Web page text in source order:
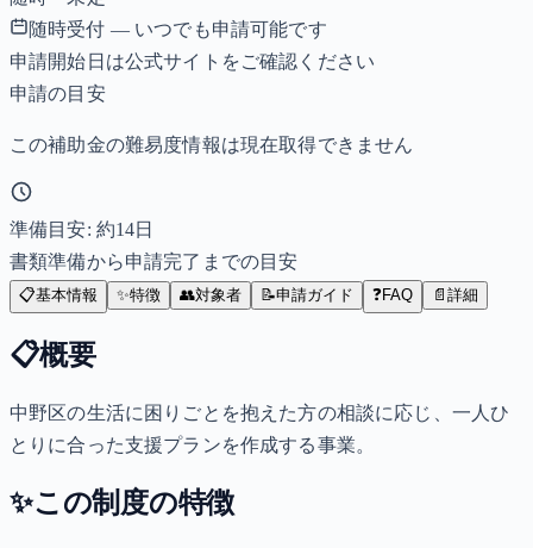
随時受付 — いつでも申請可能です
申請開始日は公式サイトをご確認ください
申請の目安
この補助金の難易度情報は現在取得できません
準備目安: 約14日
書類準備から申請完了までの目安
📋基本情報 ✨特徴 👥対象者 📝申請ガイド ❓FAQ 📄 詳細
📋概要
中野区の生活に困りごとを抱えた方の相談に応じ、一人ひ
とりに合った支援プランを作成する事業。
✨この制度の特徴